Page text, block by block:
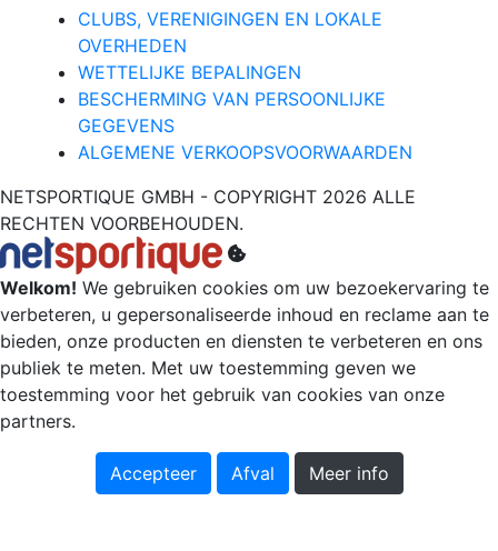
CLUBS, VERENIGINGEN EN LOKALE
OVERHEDEN
WETTELIJKE BEPALINGEN
BESCHERMING VAN PERSOONLIJKE
GEGEVENS
ALGEMENE VERKOOPSVOORWAARDEN
NETSPORTIQUE GMBH - COPYRIGHT 2026 ALLE
RECHTEN VOORBEHOUDEN.
Welkom! We gebruiken cookies om uw bezoekervaring te
verbeteren, u gepersonaliseerde inhoud en reclame aan te
bieden, onze producten en diensten te verbeteren en ons
publiek te meten. Met uw toestemming geven we
toestemming voor het gebruik van cookies van onze
partners.
Accepteer Afval Meer info